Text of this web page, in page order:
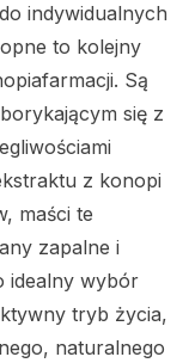
indywidualnych
to kolejny
Są
się z
z konopi
maści te
zapalne i
idealny wybór
tryb życia,
naturalnego